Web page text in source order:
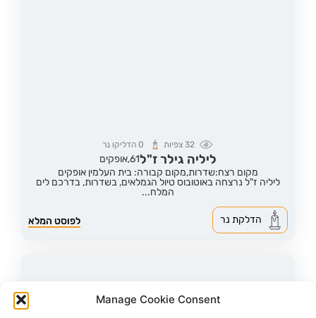
Manage Cookie Consent
32 צפיות 0הדליקו נר
ליליה גילר ז"ל61,אופקים
מקום רצח:שדרות,מקום קבורה: בית העלמין אופקים
ליליה ז"ל נרצחה באוטובוס טיול הגמלאים, בשדרות, בדרכם לים
המלח...
לפוסט המלא הדלקת נר